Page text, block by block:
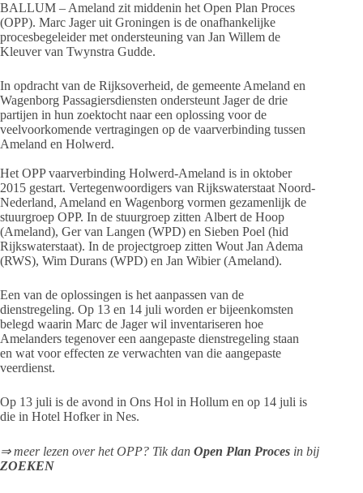
BALLUM – Ameland zit middenin het Open Plan Proces
(OPP). Marc Jager uit Groningen is de onafhankelijke
procesbegeleider met ondersteuning van Jan Willem de
Kleuver van Twynstra Gudde.
In opdracht van de Rijksoverheid, de gemeente Ameland en
Wagenborg Passagiersdiensten ondersteunt Jager de drie
partijen in hun zoektocht naar een oplossing voor de
veelvoorkomende vertragingen op de vaarverbinding tussen
Ameland en Holwerd.
Het OPP vaarverbinding Holwerd-Ameland is in oktober
2015 gestart. Vertegenwoordigers van Rijkswaterstaat Noord-
Nederland, Ameland en Wagenborg vormen gezamenlijk de
stuurgroep OPP. In de stuurgroep zitten Albert de Hoop
(Ameland), Ger van Langen (WPD) en Sieben Poel (hid
Rijkswaterstaat). In de projectgroep zitten Wout Jan Adema
(RWS), Wim Durans (WPD) en Jan Wibier (Ameland).
Een van de oplossingen is het aanpassen van de
dienstregeling. Op 13 en 14 juli worden er bijeenkomsten
belegd waarin Marc de Jager wil inventariseren hoe
Amelanders tegenover een aangepaste dienstregeling staan
en wat voor effecten ze verwachten van die aangepaste
veerdienst.
Op 13 juli is de avond in Ons Hol in Hollum en op 14 juli is
die in Hotel Hofker in Nes.
⇒ meer lezen over het OPP? Tik dan Open Plan Proces in bij
ZOEKEN